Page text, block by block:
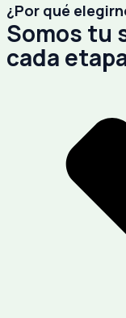
¿Por qué
Somos tu
cada